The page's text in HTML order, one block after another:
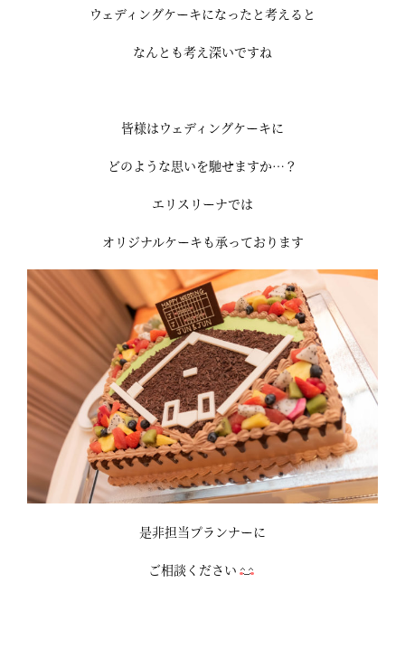
ウェディングケーキになったと考えると
なんとも考え深いですね
皆様はウェディングケーキに
どのような思いを馳せますか…？
エリスリーナでは
オリジナルケーキも承っております
是非担当プランナーに
ご相談ください